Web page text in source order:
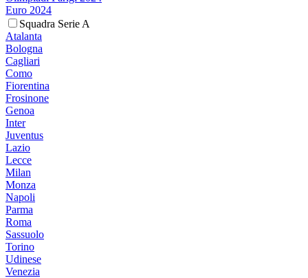
Euro 2024
Squadra Serie A
Atalanta
Bologna
Cagliari
Como
Fiorentina
Frosinone
Genoa
Inter
Juventus
Lazio
Lecce
Milan
Monza
Napoli
Parma
Roma
Sassuolo
Torino
Udinese
Venezia